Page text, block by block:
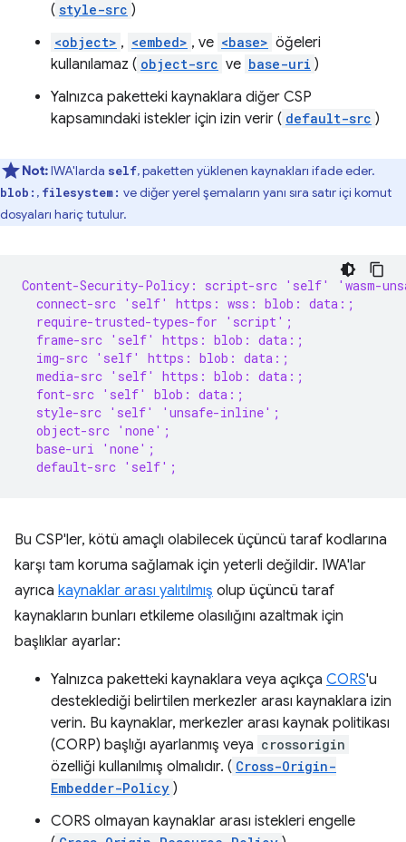
( style-src )
<object> , <embed> , ve <base> öğeleri
kullanılamaz ( object-src ve base-uri )
Yalnızca paketteki kaynaklara diğer CSP
kapsamındaki istekler için izin verir ( default-src )
Not:IWA'larda self, paketten yüklenen kaynakları ifade eder.
blob: , filesystem: ve diğer yerel şemaların yanı sıra satır içi komut
dosyaları hariç tutulur.
Content-Security-Policy: script-src 'self' 'wasm-
  connect-src 'self' https: wss: blob: data:;
  require-trusted-types-for 'script';
  frame-src 'self' https: blob: data:;
  img-src 'self' https: blob: data:;
  media-src 'self' https: blob: data:;
  font-src 'self' blob: data:;
  style-src 'self' 'unsafe-inline';
  object-src 'none';
  base-uri 'none';
  default-src 'self';
Bu CSP'ler, kötü amaçlı olabilecek üçüncü taraf kodlarına
karşı tam koruma sağlamak için yeterli değildir. IWA'lar
ayrıca kaynaklar arası yalıtılmış olup üçüncü taraf
kaynakların bunları etkileme olasılığını azaltmak için
başlıklar ayarlar:
Yalnızca paketteki kaynaklara veya açıkça CORS'u
desteklediği belirtilen merkezler arası kaynaklara izin
verin. Bu kaynaklar, merkezler arası kaynak politikası
(CORP) başlığı ayarlanmış veya crossorigin
özelliği kullanılmış olmalıdır. ( Cross-Origin-
Embedder-Policy )
CORS olmayan kaynaklar arası istekleri engelle